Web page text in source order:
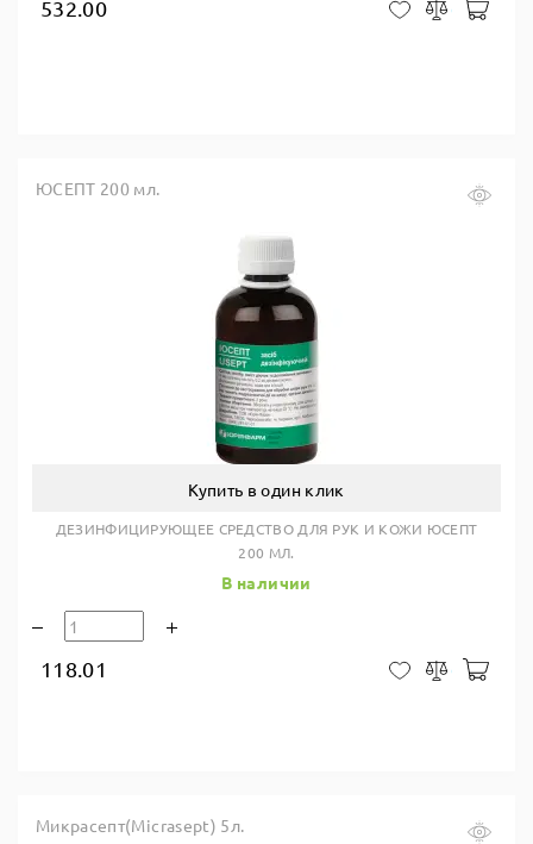
532.00 В закладки
Сравнить
ЮСЕПТ 200 мл.
Купить в один клик
ДЕЗИНФИЦИРУЮЩЕЕ СРЕДСТВО ДЛЯ РУК И КОЖИ ЮСЕПТ
200 МЛ.
В наличии
118.01 В закладки
Сравнить
Микрасепт(Micrasept) 5л.